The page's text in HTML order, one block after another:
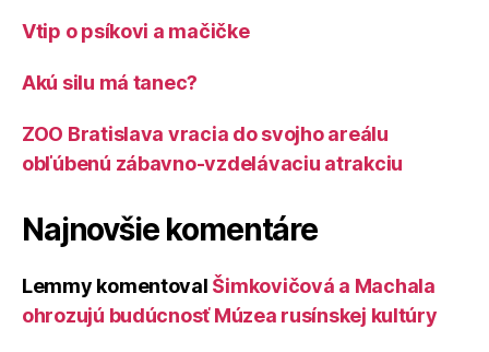
Vtip o psíkovi a mačičke
Akú silu má tanec?
ZOO Bratislava vracia do svojho areálu
obľúbenú zábavno-vzdelávaciu atrakciu
Najnovšie komentáre
Lemmy komentoval Šimkovičová a Machala
ohrozujú budúcnosť Múzea rusínskej kultúry